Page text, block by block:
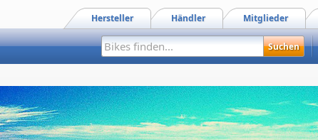
Mitglieder
Händler
Hersteller